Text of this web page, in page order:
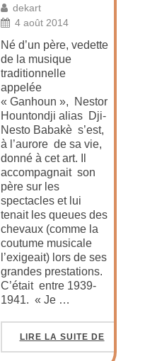
dekart
4 août 2014
Né d’un père, vedette
de la musique
traditionnelle
appelée
« Ganhoun », Nestor
Hountondji alias Dji-
Nesto Babakè s’est,
à l’aurore de sa vie,
donné à cet art. Il
accompagnait son
père sur les
spectacles et lui
tenait les queues des
chevaux (comme la
coutume musicale
l’exigeait) lors de ses
grandes prestations.
C’était entre 1939-
1941. « Je …
LIRE LA SUITE DE